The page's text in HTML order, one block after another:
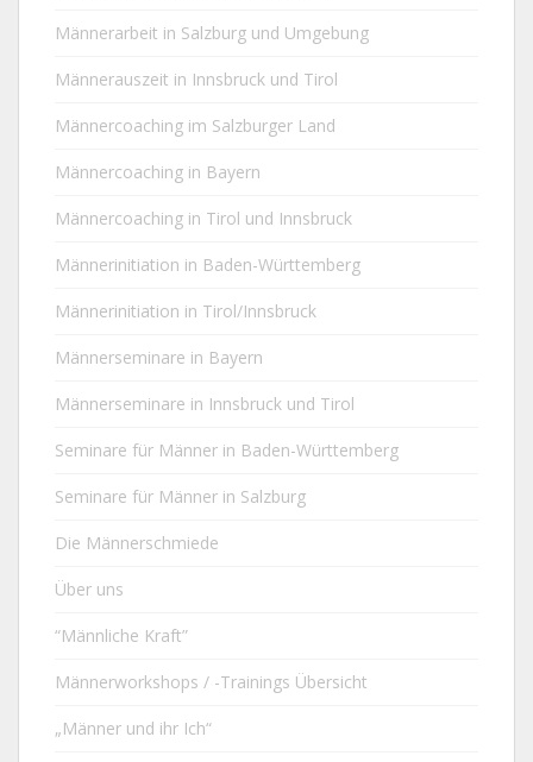
Männerarbeit in Salzburg und Umgebung
Männerauszeit in Innsbruck und Tirol
Männercoaching im Salzburger Land
Männercoaching in Bayern
Männercoaching in Tirol und Innsbruck
Männerinitiation in Baden-Württemberg
Männerinitiation in Tirol/Innsbruck
Männerseminare in Bayern
Männerseminare in Innsbruck und Tirol
Seminare für Männer in Baden-Württemberg
Seminare für Männer in Salzburg
Die Männerschmiede
Über uns
“Männliche Kraft”
Männerworkshops / -Trainings Übersicht
„Männer und ihr Ich“